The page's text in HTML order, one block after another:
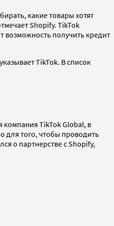
какие товары хотят
Shopify. TikTok
возможность получить кредит
TikTok. В список
компания TikTok Global, в
для того, чтобы проводить
о партнерстве с Shopify,